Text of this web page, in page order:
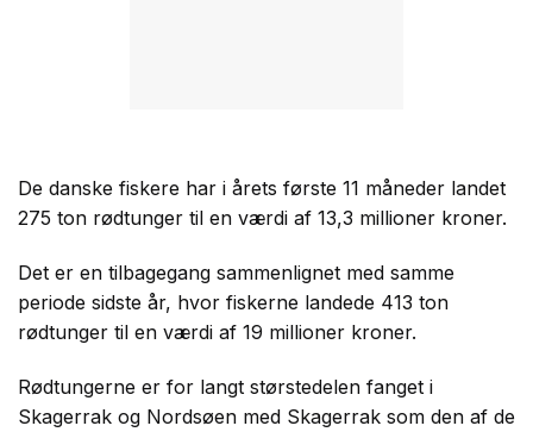
De danske fiskere har i årets første 11 måneder landet
275 ton rødtunger til en værdi af 13,3 millioner kroner.
Det er en tilbagegang sammenlignet med samme
periode sidste år, hvor fiskerne landede 413 ton
rødtunger til en værdi af 19 millioner kroner.
Rødtungerne er for langt størstedelen fanget i
Skagerrak og Nordsøen med Skagerrak som den af de